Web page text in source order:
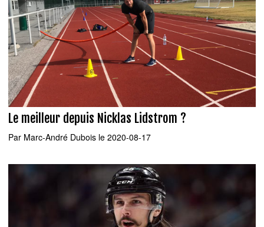
Le meilleur depuis Nicklas Lidstrom ?
Par Marc-André Dubois le 2020-08-17